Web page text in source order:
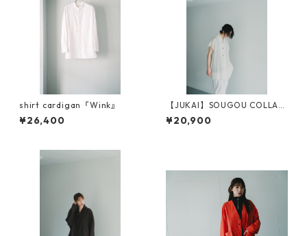
shirt cardigan『Wink』
¥26,400
【JUKAI】SOUGOU COLLAR
SHIRTS（NON-SLEEVE）
¥20,900